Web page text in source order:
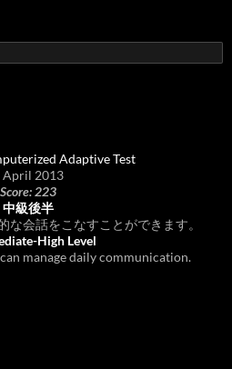
Adaptive Test
April 2013
Score: 223
中級後半
な会話をこなすことができます。
High Level
manage daily communication.